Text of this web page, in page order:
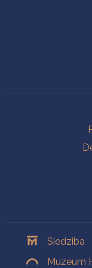
Siedziba
Muzeum